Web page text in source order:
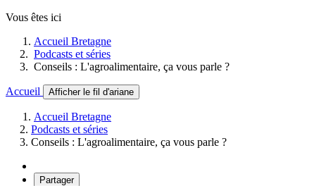
Vous êtes ici
Accueil Bretagne
Podcasts et séries
Conseils : L'agroalimentaire, ça vous parle ?
Accueil Afficher le fil d'ariane
Accueil Bretagne
Podcasts et séries
Conseils : L'agroalimentaire, ça vous parle ?
Partager